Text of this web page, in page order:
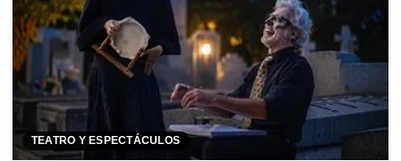
TEATRO Y ESPECTÁCULOS